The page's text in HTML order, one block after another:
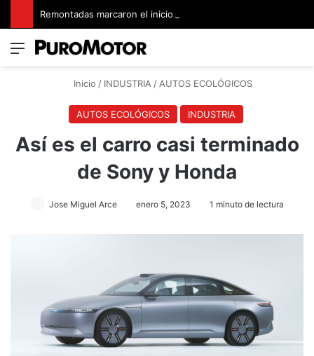
Menú
Inicio / INDUSTRIA/AUTOS ECOLÓGICOS
AUTOS ECOLÓGICOS INDUSTRIA
Así es el carro casi terminado
de Sony y Honda
Jose Miguel Arce enero 5, 2023 1 minuto de lectura